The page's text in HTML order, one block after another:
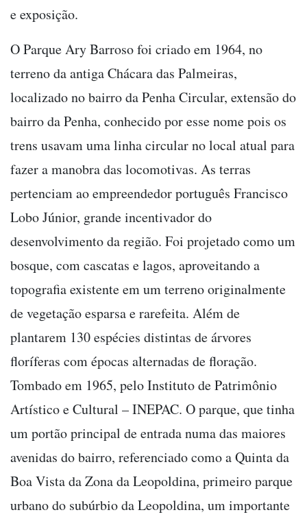
e exposição.
O Parque Ary Barroso foi criado em 1964, no
terreno da antiga Chácara das Palmeiras,
localizado no bairro da Penha Circular, extensão do
bairro da Penha, conhecido por esse nome pois os
trens usavam uma linha circular no local atual para
fazer a manobra das locomotivas. As terras
pertenciam ao empreendedor português Francisco
Lobo Júnior, grande incentivador do
desenvolvimento da região. Foi projetado como um
bosque, com cascatas e lagos, aproveitando a
topografia existente em um terreno originalmente
de vegetação esparsa e rarefeita. Além de
plantarem 130 espécies distintas de árvores
floríferas com épocas alternadas de floração.
Tombado em 1965, pelo Instituto de Patrimônio
Artístico e Cultural – INEPAC. O parque, que tinha
um portão principal de entrada numa das maiores
avenidas do bairro, referenciado como a Quinta da
Boa Vista da Zona da Leopoldina, primeiro parque
urbano do subúrbio da Leopoldina, um importante